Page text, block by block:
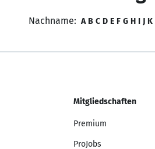
Nachname: A B C D E F G H I J K
Mitgliedschaften
Premium
ProJobs